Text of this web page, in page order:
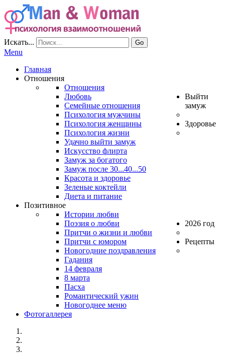
Искать... Go
Menu
Главная
Отношения
Отношения
Любовь
Семейные отношения
Психология мужчины
Психология женщины
Психология жизни
Выйти
замуж
Удачно выйти замуж
Искусство флирта
Замуж за богатого
Замуж после 30...40...50
Здоровье
Красота и здоровье
Зеленые коктейли
Диета и питание
Позитивное
Истории любви
Поэзия о любви
Притчи о жизни и любви
Притчи с юмором
2026 год
Новогодние поздравления
Гадания
14 февраля
8 марта
Рецепты
Пасха
Романтический ужин
Новогоднее меню
Фотогаллерея